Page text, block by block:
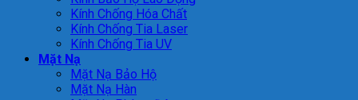
Kính Chống Hóa Chất
Kính Chống Tia Laser
Kính Chống Tia UV
Mặt Nạ
Mặt Nạ Bảo Hộ
Mặt Nạ Hàn